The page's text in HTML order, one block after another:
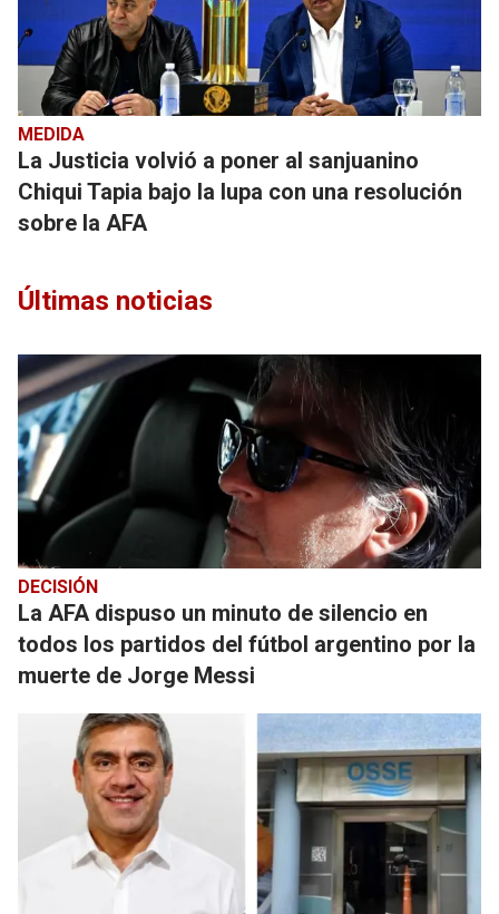
MEDIDA
La Justicia volvió a poner al sanjuanino
Chiqui Tapia bajo la lupa con una resolución
sobre la AFA
Últimas noticias
DECISIÓN
La AFA dispuso un minuto de silencio en
todos los partidos del fútbol argentino por la
muerte de Jorge Messi